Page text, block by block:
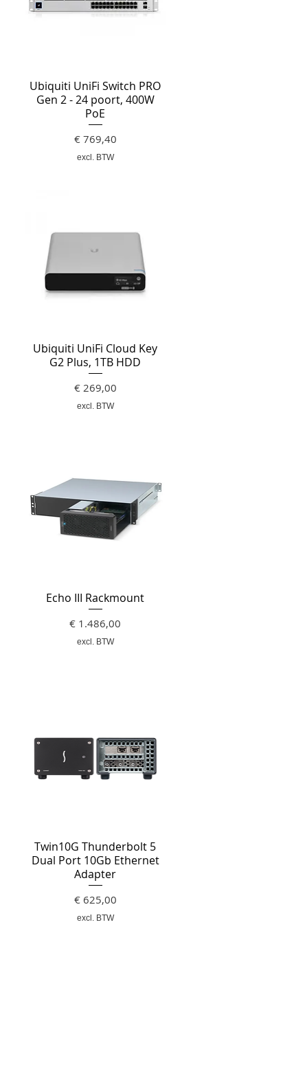
Ubiquiti UniFi Switch PRO
Gen 2 - 24 poort, 400W
PoE
Prijs
€ 769,40
excl. BTW
Ubiquiti UniFi Cloud Key
G2 Plus, 1TB HDD
Prijs
€ 269,00
excl. BTW
Echo III Rackmount
Prijs
€ 1.486,00
excl. BTW
Twin10G Thunderbolt 5
Dual Port 10Gb Ethernet
Adapter
Prijs
€ 625,00
excl. BTW